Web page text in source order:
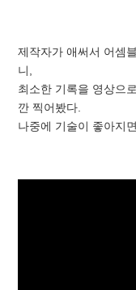
제작자가 애써서 어셈
니,
최소한 기록을 영상으
깐 찍어봤다.
나중에 기술이 좋아지